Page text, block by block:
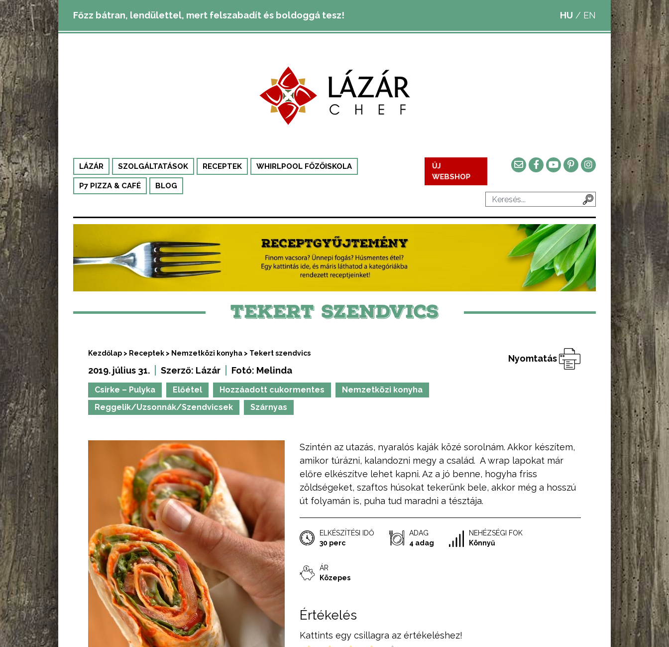
Főzz bátran, lendülettel, mert felszabadít és boldoggá tesz! HU / EN
LÁZÁR SZOLGÁLTATÁSOK RECEPTEK WHIRLPOOL FŐZŐISKOLA
P7 PIZZA & CAFÉ BLOG
ÚJ
WEBSHOP
TEKERT SZENDVICS
Kezdőlap > Receptek > Nemzetközi konyha > Tekert szendvics
2019. július 31. Szerző: Lázár Fotó: Melinda
Csirke – Pulyka Előétel Hozzáadott cukormentes
Nemzetközi konyha
Reggelik/Uzsonnák/Szendvicsek
Szárnyas
Nyomtatás
Szintén az utazás, nyaralós kaják közé sorolnám. Akkor készítem,
amikor túrázni, kalandozni megy a család. A wrap lapokat már
előre elkészítve lehet kapni. Az a jó benne, hogyha friss
zöldségeket, szaftos húsokat tekerünk bele, akkor még a hosszú
út folyamán is, puha tud maradni a tésztája.
ELKÉSZÍTÉSI IDŐ
30 perc
ADAG
4 adag
NEHÉZSÉGI FOK
Könnyű
ÁR
Közepes
Értékelés
Kattints egy csillagra az értékeléshez!